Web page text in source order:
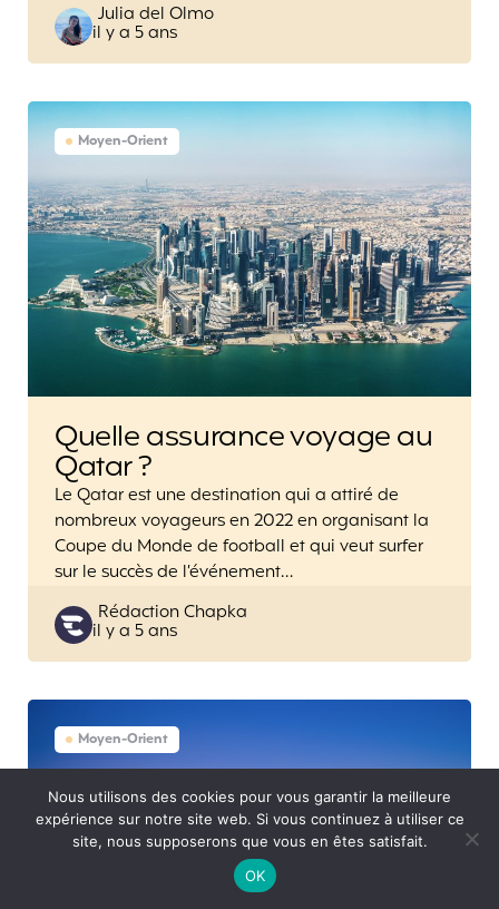
Posted
by
Julia del Olmo
il y a 5 ans
Moyen-Orient
Quelle assurance voyage au
Qatar ?
Le Qatar est une destination qui a attiré de
nombreux voyageurs en 2022 en organisant la
Coupe du Monde de football et qui veut surfer
sur le succès de l’événement…
Posted
by
Rédaction Chapka
il y a 5 ans
Moyen-Orient
Nous utilisons des cookies pour vous garantir la meilleure
expérience sur notre site web. Si vous continuez à utiliser ce
site, nous supposerons que vous en êtes satisfait.
OK